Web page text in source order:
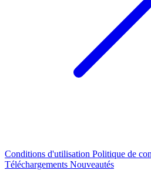
Conditions d'utilisation Politique de
Téléchargements Nouveautés